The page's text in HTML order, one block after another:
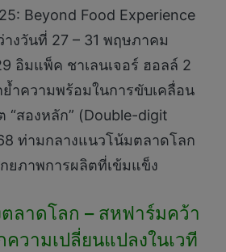
Beyond Food Experience
งวันที่ 27 – 31 พฤษภาคม
อิมแพ็ค ชาเลนเจอร์ ฮอลล์ 2
ำความพร้อมในการขับเคลื่อน
“สองหลัก” (Double-digit
ท่ามกลางแนวโน้มตลาดโลก
ยภาพการผลิตที่เข้มแข็ง
ตลาดโลก – สหฟาร์มคว้า
วามเปลี่ยนแปลงในเวที